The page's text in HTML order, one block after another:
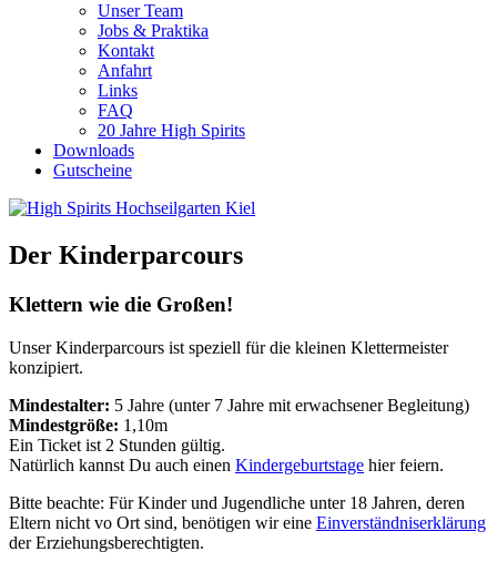
Unser Team
Jobs & Praktika
Kontakt
Anfahrt
Links
FAQ
20 Jahre High Spirits
Downloads
Gutscheine
Der Kinderparcours
Klettern wie die Großen!
Unser Kinderparcours ist speziell für die kleinen Klettermeister
konzipiert.
Mindestalter: 5 Jahre (unter 7 Jahre mit erwachsener Begleitung)
Mindestgröße: 1,10m
Ein Ticket ist 2 Stunden gültig.
Natürlich kannst Du auch einen Kindergeburtstage hier feiern.
Bitte beachte: Für Kinder und Jugendliche unter 18 Jahren, deren
Eltern nicht vo Ort sind, benötigen wir eine Einverständniserklärung
der Erziehungsberechtigten.